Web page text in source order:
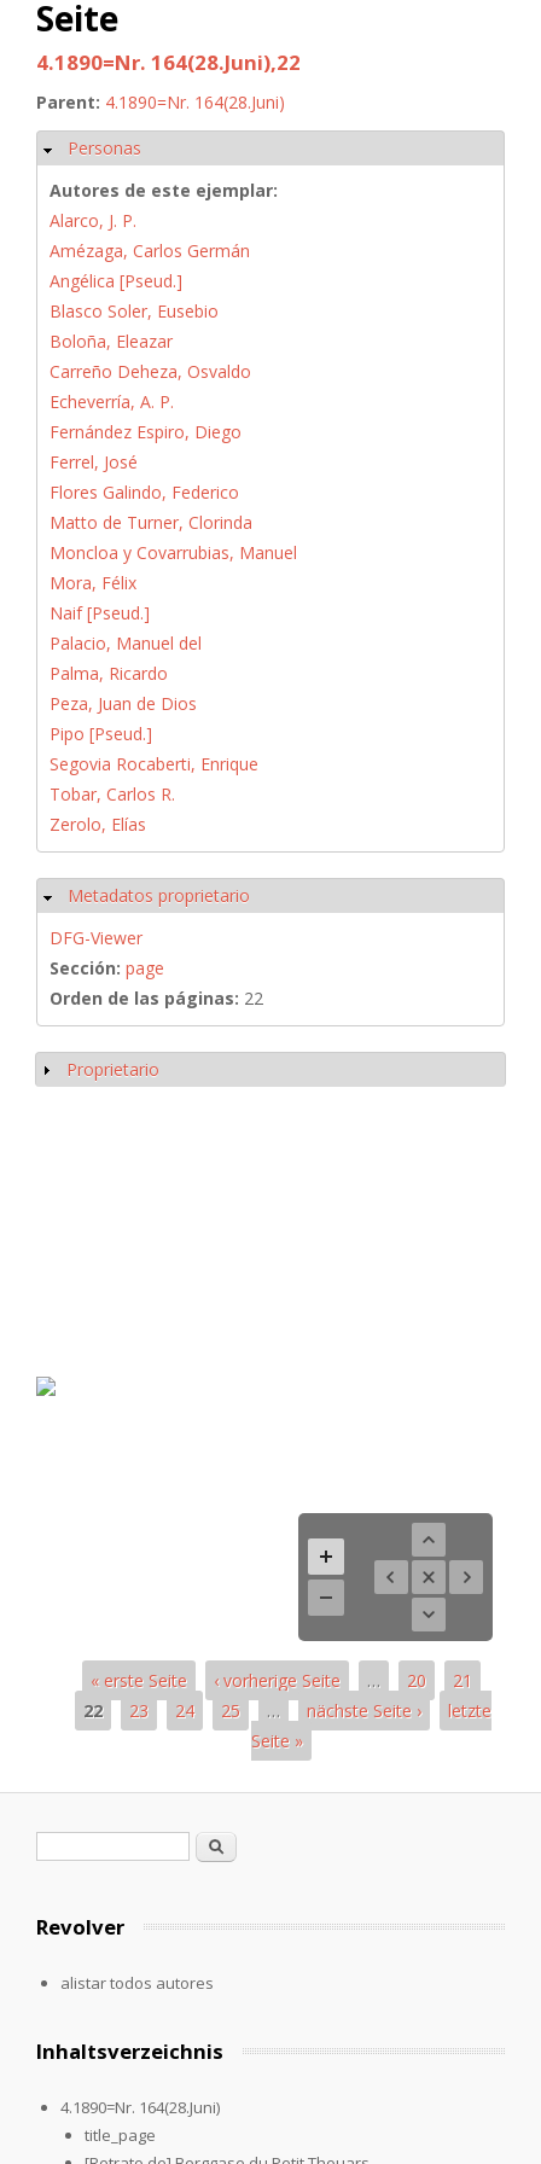
Seite
4.1890=Nr. 164(28.Juni),22
Parent: 4.1890=Nr. 164(28.Juni)
Ocultar
Personas
Autores de este ejemplar:
Alarco, J. P.
Amézaga, Carlos Germán
Angélica [Pseud.]
Blasco Soler, Eusebio
Boloña, Eleazar
Carreño Deheza, Osvaldo
Echeverría, A. P.
Fernández Espiro, Diego
Ferrel, José
Flores Galindo, Federico
Matto de Turner, Clorinda
Moncloa y Covarrubias, Manuel
Mora, Félix
Naif [Pseud.]
Palacio, Manuel del
Palma, Ricardo
Peza, Juan de Dios
Pipo [Pseud.]
Segovia Rocaberti, Enrique
Tobar, Carlos R.
Zerolo, Elías
Ocultar
Metadatos proprietario
DFG-Viewer
Sección: page
Orden de las páginas: 22
Mostrar
Proprietario
« erste Seite ‹ vorherige Seite … 20
21
22
23 24 25 … nächste Seite ›
letzte
Seite »
Formulario de búsqueda
Buscar
Revolver
alistar todos autores
Inhaltsverzeichnis
4.1890=Nr. 164(28.Juni)
title_page